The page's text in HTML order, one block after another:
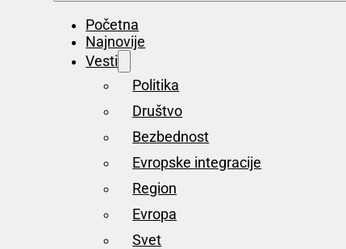
Početna
Najnovije
Vesti
Politika
Društvo
Bezbednost
Evropske integracije
Region
Evropa
Svet